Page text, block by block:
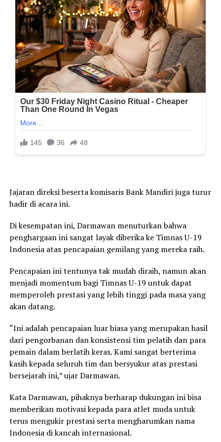
Jajaran direksi beserta komisaris Bank Mandiri juga turur
hadir di acara ini.
Di kesempatan ini, Darmawan menuturkan bahwa
penghargaan ini sangat layak diberika ke Timnas U-19
Indonesia atas pencapaian gemilang yang mereka raih.
Pencapaian ini tentunya tak mudah diraih, namun akan
menjadi momentum bagi Timnas U-19 untuk dapat
memperoleh prestasi yang lebih tinggi pada masa yang
akan datang.
“Ini adalah pencapaian luar biasa yang merupakan hasil
dari pengorbanan dan konsistensi tim pelatih dan para
pemain dalam berlatih keras. Kami sangat berterima
kasih kepada seluruh tim dan bersyukur atas prestasi
bersejarah ini,” ujar Darmawan.
Kata Darmawan, pihaknya berharap dukungan ini bisa
memberikan motivasi kepada para atlet muda untuk
terus mengukir prestasi serta mengharumkan nama
Indonesia di kancah internasional.